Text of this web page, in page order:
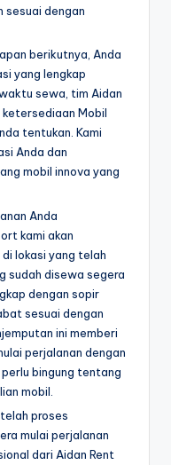
sesuai dengan
berikutnya, Anda
yang lengkap
sewa, tim Aidan
ketersediaan Mobil
tentukan. Kami
Anda dan
mobil innova yang
Anda
kami akan
lokasi yang telah
sudah disewa segera
dengan sopir
sesuai dengan
ini memberi
perjalanan dengan
bingung tentang
mobil.
proses
mulai perjalanan
dari Aidan Rent